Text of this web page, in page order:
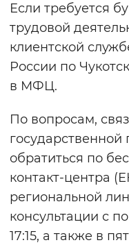
Если требуется
трудовой
клиентской
России по
в МФЦ.
По вопросам,
обратиться по
контакт-центра
региональной
консультации с
17:15, а также в